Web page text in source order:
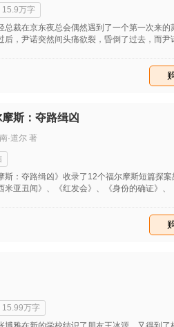
15.9万字
总裁在京东夜总会偶然遇到了一个第一次来的
后，尹诺突然间头痛欲裂，昏倒了过去，而尹
感是一场简单的爱情的错过，还是一场重大的
斯：夺路缉凶
·道尔 著
斯：夺路缉凶》收录了12个福尔摩斯短篇探
米亚丑闻》、《红发会》、《身份的确证》、
绿玉皇冠之谜》、《铜山毛榉案》。 全书故
伏，12篇故事各有风格，或神秘，或诡谲，
15.99万字